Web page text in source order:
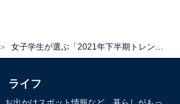
ライフ